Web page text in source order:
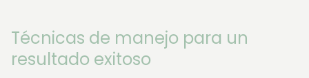
Técnicas de manejo para un
resultado exitoso